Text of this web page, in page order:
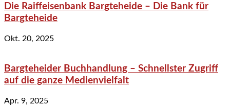
Die Raiffeisenbank Bargteheide – Die Bank für
Bargteheide
Okt. 20, 2025
Bargteheider Buchhandlung – Schnellster Zugriff
auf die ganze Medienvielfalt
Apr. 9, 2025